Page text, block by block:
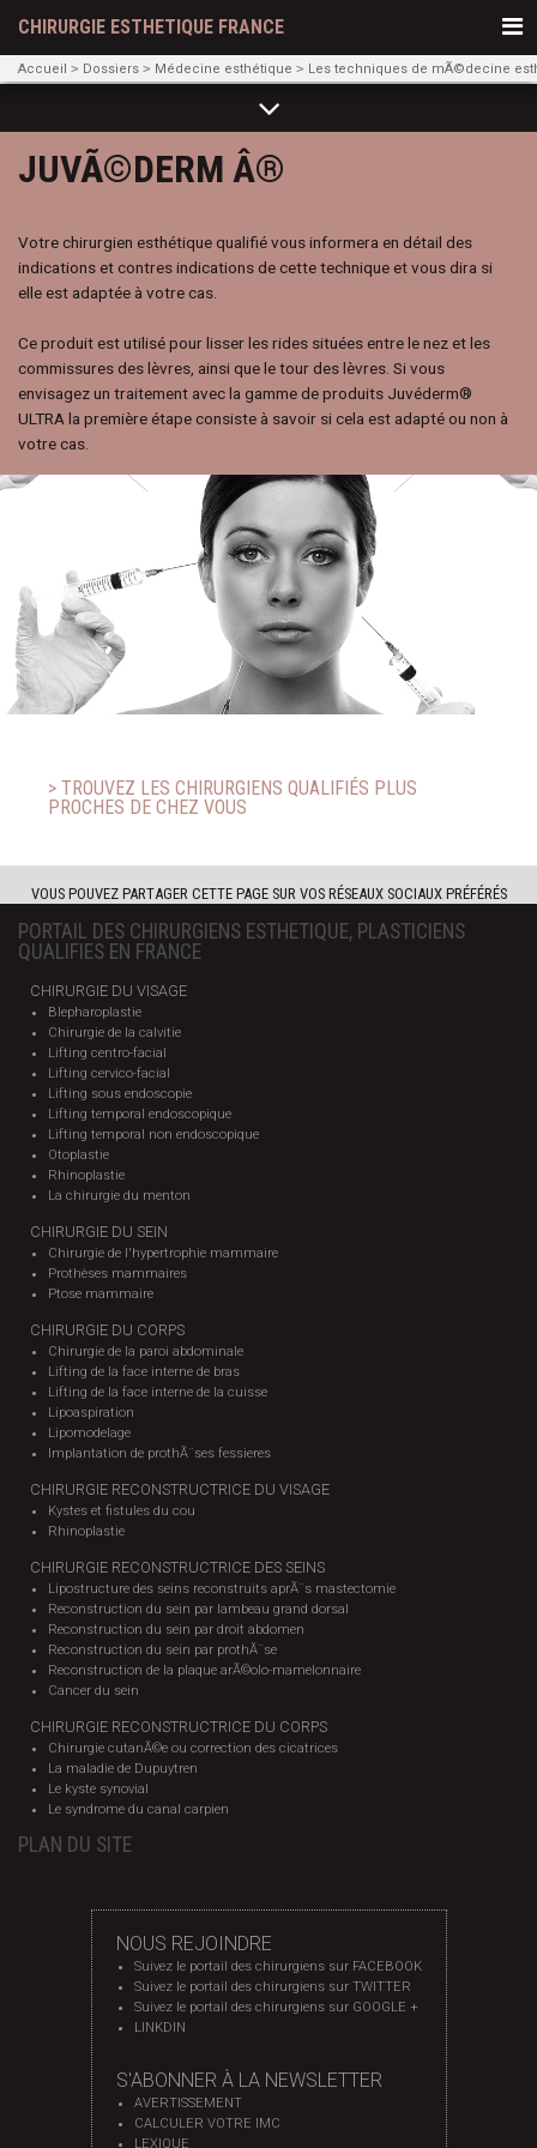
CHIRURGIE ESTHETIQUE FRANCE
Accueil Dossiers Médecine esthétique Les techniques de mÃ©decine
JUVÃ©DERM Â®
Votre chirurgien esthétique qualifié vous informera en détail des
indications et contres indications de cette technique et vous dira si
elle est adaptée à votre cas.
Ce produit est utilisé pour lisser les rides situées entre le nez et les
commissures des lèvres, ainsi que le tour des lèvres. Si vous
envisagez un traitement avec la gamme de produits Juvéderm®
ULTRA la première étape consiste à savoir si cela est adapté ou non à
votre cas.
> TROUVEZ LES CHIRURGIENS QUALIFIÉS PLUS
PROCHES DE CHEZ VOUS
VOUS POUVEZ PARTAGER CETTE PAGE SUR VOS RÉSEAUX SOCIAUX PRÉFÉRÉS
PORTAIL DES CHIRURGIENS ESTHETIQUE, PLASTICIENS
QUALIFIES EN FRANCE
CHIRURGIE DU VISAGE
Blepharoplastie
Chirurgie de la calvitie
Lifting centro-facial
Lifting cervico-facial
Lifting sous endoscopie
Lifting temporal endoscopique
Lifting temporal non endoscopique
Otoplastie
Rhinoplastie
La chirurgie du menton
CHIRURGIE DU SEIN
Chirurgie de l'hypertrophie mammaire
Prothèses mammaires
Ptose mammaire
CHIRURGIE DU CORPS
Chirurgie de la paroi abdominale
Lifting de la face interne de bras
Lifting de la face interne de la cuisse
Lipoaspiration
Lipomodelage
Implantation de prothÃ¨ses fessieres
CHIRURGIE RECONSTRUCTRICE DU VISAGE
Kystes et fistules du cou
Rhinoplastie
CHIRURGIE RECONSTRUCTRICE DES SEINS
Lipostructure des seins reconstruits aprÃ¨s mastectomie
Reconstruction du sein par lambeau grand dorsal
Reconstruction du sein par droit abdomen
Reconstruction du sein par prothÃ¨se
Reconstruction de la plaque arÃ©olo-mamelonnaire
Cancer du sein
CHIRURGIE RECONSTRUCTRICE DU CORPS
Chirurgie cutanÃ©e ou correction des cicatrices
La maladie de Dupuytren
Le kyste synovial
Le syndrome du canal carpien
PLAN DU SITE
NOUS REJOINDRE
Suivez le portail des chirurgiens sur FACEBOOK
Suivez le portail des chirurgiens sur TWITTER
Suivez le portail des chirurgiens sur GOOGLE +
LINKDIN
S'ABONNER À LA NEWSLETTER
AVERTISSEMENT
CALCULER VOTRE IMC
LEXIQUE